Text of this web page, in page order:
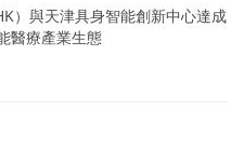
）與天津具身智能創新中心達成
醫療產業生態